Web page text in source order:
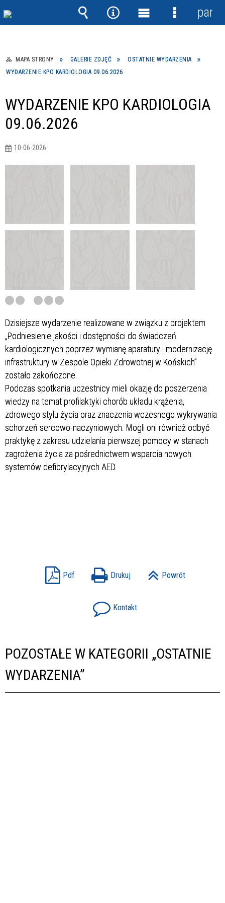
MAPA STRONY GALERIE ZDJĘĆ
OSTATNIE WYDARZENIA
WYDARZENIE KPO KARDIOLOGIA 09.06.2026
WYDARZENIE KPO KARDIOLOGIA
09.06.2026
10-06-2026
Dzisiejsze wydarzenie realizowane w związku z projektem
„Podniesienie jakości i dostępności do świadczeń
kardiologicznych poprzez wymianę aparatury i modernizację
infrastruktury w Zespole Opieki Zdrowotnej w Końskich”
zostało zakończone.
Podczas spotkania uczestnicy mieli okazję do poszerzenia
wiedzy na temat profilaktyki chorób układu krążenia,
zdrowego stylu życia oraz znaczenia wczesnego wykrywania
schorzeń sercowo-naczyniowych. Mogli oni również odbyć
praktykę z zakresu udzielania pierwszej pomocy w stanach
zagrożenia życia za pośrednictwem wsparcia nowych
systemów defibrylacyjnych AED.
Pdf Drukuj Powrót
Kontakt
POZOSTAŁE W KATEGORII „OSTATNIE
WYDARZENIA”
Wyszukiwarka
Narzędzia
Menu Menu
panel